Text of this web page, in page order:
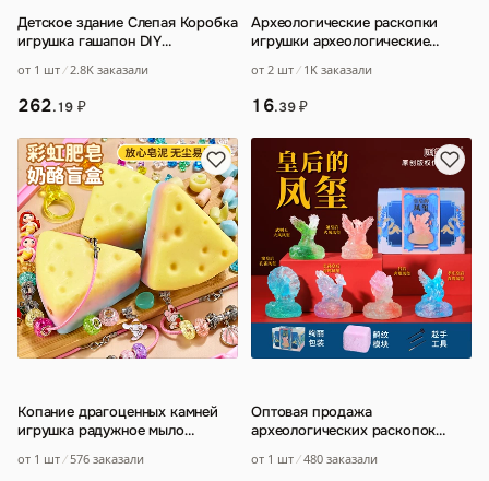
Детское здание Слепая Коробка
игрушка гашапон DIY
мультфильм милое твор
от 1 шт 2.8K заказали
262.19 ₽
Археологические раскопки
игрушки археологические
динозавры ископае
от 2 шт 1K заказали
16.39₽
Копание драгоценных камней
игрушка радужное мыло
мальчиков и…
от 1 шт 576 заказали
Оптовая продажа
археологических раскопок
королевы Пино
от 1 шт 480 заказали